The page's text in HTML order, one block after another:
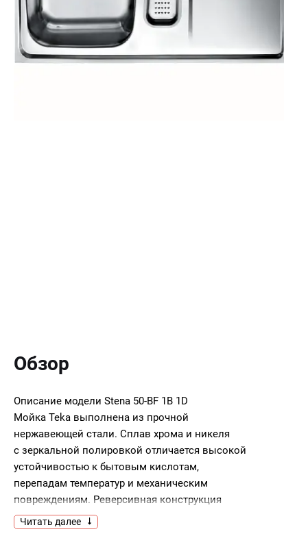
Обзор
Описание модели Stena 50-BF 1B 1D
Мойка Teka выполнена из прочной
нержавеющей стали. Сплав хрома и никеля
с зеркальной полировкой отличается высокой
устойчивостью к бытовым кислотам,
перепадам температур и механическим
повреждениям. Реверсивная конструкция
позволяет установить мойку чашей влево или
вправо.
Читать далее